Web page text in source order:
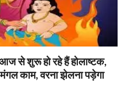
से शुरू हो रहे हैं होलाष्टक,
काम, वरना झेलना पड़ेगा